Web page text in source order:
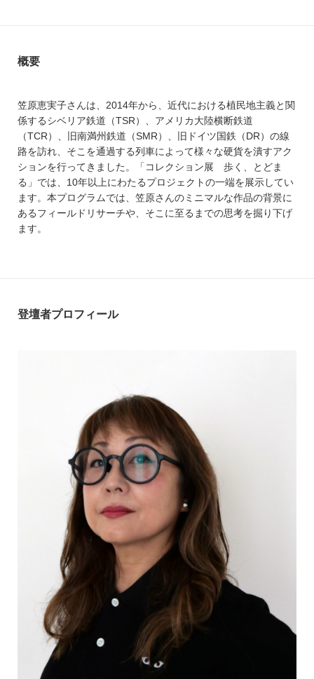
概要
笠原恵実子さんは、2014年から、近代における植民地主義と関
係するシベリア鉄道（TSR）、アメリカ大陸横断鉄道
（TCR）、旧南満州鉄道（SMR）、旧ドイツ国鉄（DR）の線
路を訪れ、そこを通過する列車によって様々な硬貨を潰すアク
ションを行ってきました。「コレクション展 歩く、とどま
る」では、10年以上にわたるプロジェクトの一端を展示してい
ます。本プログラムでは、笠原さんのミニマルな作品の背景に
あるフィールドリサーチや、そこに至るまでの思考を掘り下げ
ます。
登壇者プロフィール